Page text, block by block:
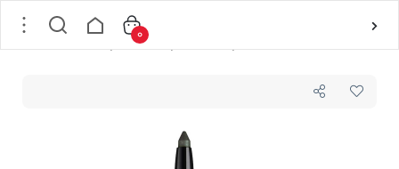
/ سایه چشم مدادی بادوام شماره 19 میکاپ فکتوری MAKEUP FACTORY مدل Cooling Eye Shadow وزن 1.4 گرم0